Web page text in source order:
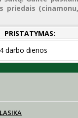
priedais
PRISTATYMAS:
darbo dienos